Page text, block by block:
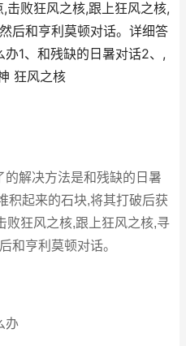
,击败狂风之核,跟上狂风之核,
后和亨利莫顿对话。详细答
1、和残缺的日暑对话2、,
狂风之核
的解决方法是和残缺的日暑
积起来的石块,将其打破后获
败狂风之核,跟上狂风之核,寻
和亨利莫顿对话。
办